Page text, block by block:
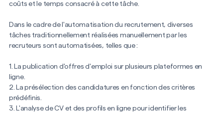
coûts et le temps consacré à cette tâche.
Dans le cadre de l'automatisation du recrutement, diverses
tâches traditionnellement réalisées manuellement par les
recruteurs sont automatisées, telles que :
1. La publication d'offres d'emploi sur plusieurs plateformes en
ligne.
2. La présélection des candidatures en fonction des critères
prédéfinis.
3. L'analyse de CV et des profils en ligne pour identifier les